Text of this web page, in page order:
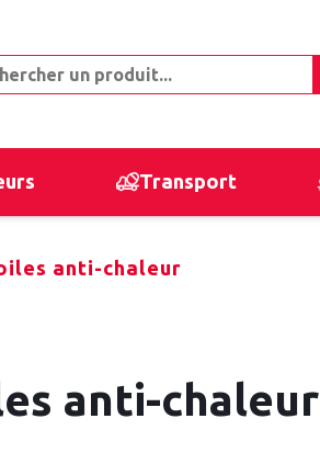
Transport
anti-chaleur
anti-chaleur